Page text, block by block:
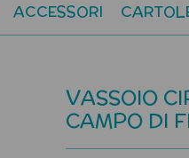
ACCESSORI
VASSOIO
CAMPO DI